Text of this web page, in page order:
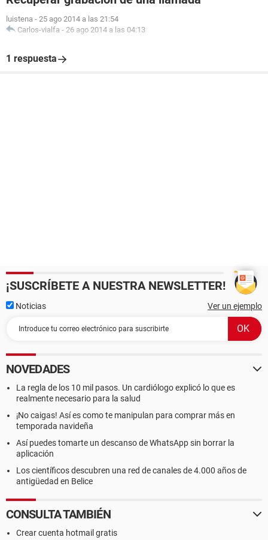
luistena - 25 ago 2014 a las 21:54
Carlos-vialfa - 26 ago 2014 a las 04:13
1 respuesta
¡SUSCRÍBETE A NUESTRA NEWSLETTER!
Noticias Ver un ejemplo
NOVEDADES
La regla de los 10 mil pasos. Un cardiólogo explicó lo que es
realmente necesario para la salud
¡No caigas! Así es como te manipulan para comprar más en
temporada navideña
Así puedes tomarte un descanso de WhatsApp sin borrar la
aplicación
Los científicos descubren una red de canales de 4.000 años de
antigüedad en Belice
CONSULTA TAMBIÉN
Crear cuenta hotmail gratis